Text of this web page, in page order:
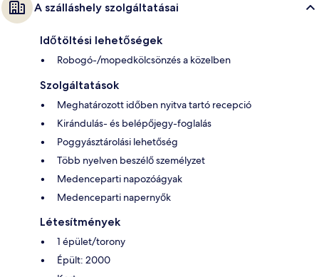
A szálláshely szolgáltatásai
Időtöltési lehetőségek
Robogó-/mopedkölcsönzés a közelben
Szolgáltatások
Meghatározott időben nyitva tartó recepció
Kirándulás- és belépőjegy-foglalás
Poggyásztárolási lehetőség
Több nyelven beszélő személyzet
Medenceparti napozóágyak
Medenceparti napernyők
Létesítmények
1 épület/torony
Épült: 2000